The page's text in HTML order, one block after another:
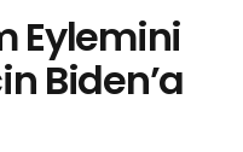
Eylemini
Biden’a